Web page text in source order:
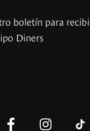
boletín para
Diners